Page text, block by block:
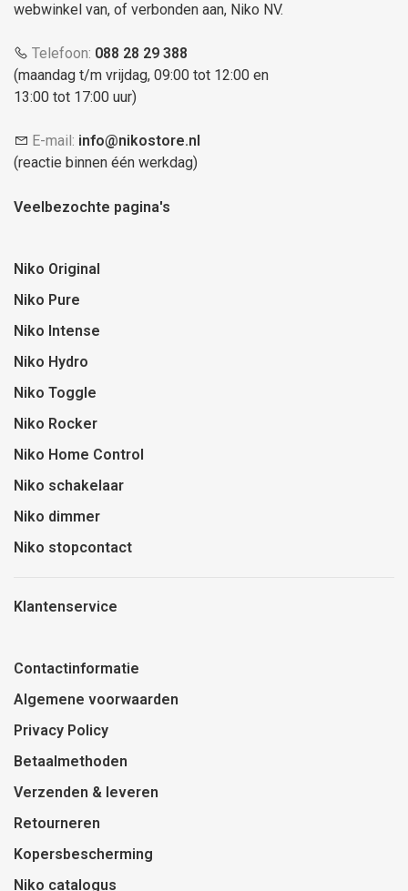
webwinkel van, of verbonden aan, Niko NV.
Telefoon: 088 28 29 388
(maandag t/m vrijdag, 09:00 tot 12:00 en
13:00 tot 17:00 uur)
E-mail: info@nikostore.nl
(reactie binnen één werkdag)
Veelbezochte pagina's
Niko Original
Niko Pure
Niko Intense
Niko Hydro
Niko Toggle
Niko Rocker
Niko Home Control
Niko schakelaar
Niko dimmer
Niko stopcontact
Klantenservice
Contactinformatie
Algemene voorwaarden
Privacy Policy
Betaalmethoden
Verzenden & leveren
Retourneren
Kopersbescherming
Niko catalogus